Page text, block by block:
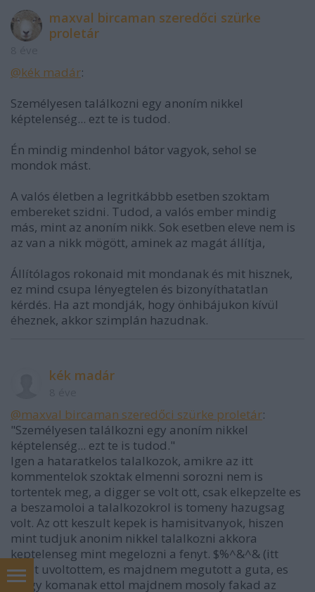
maxval bircaman szeredőci szürke
proletár
@kék madár:
Személyesen találkozni egy anoním nikkel
képtelenség... ezt te is tudod.
Én mindig mindenhol bátor vagyok, sehol se
mondok mást.
A valós életben a legritkábbb esetben szoktam
embereket szidni. Tudod, a valós ember mindig
más, mint az anoním nikk. Sok esetben eleve nem is
az van a nikk mögött, aminek az magát állítja,
Állítólagos rokonaid mit mondanak és mit hisznek,
ez mind csupa lényegtelen és bizonyíthatatlan
kérdés. Ha azt mondják, hogy önhibájukon kívül
éheznek, akkor szimplán hazudnak.
kék madár
@maxval bircaman szeredőci szürke proletár:
"Személyesen találkozni egy anoním nikkel
képtelenség... ezt te is tudod."
Igen a hataratkelos talalkozok, amikre az itt
kommentelok szoktak elmenni sorozni nem is
tortentek meg, a digger se volt ott, csak elkepzelte es
a beszamoloi a talalkozokrol is tomeny hazugsag
volt. Az ott keszult kepek is hamisitvanyok, hiszen
mint tudjuk anonim nikkel talalkozni akkora
keptelenseg mint megelozni a fenyt. $%^&^& (itt
most uvoltottem, es majdnem megutott a guta, es
Tolgy komanak ettol majdnem mosoly fakad az